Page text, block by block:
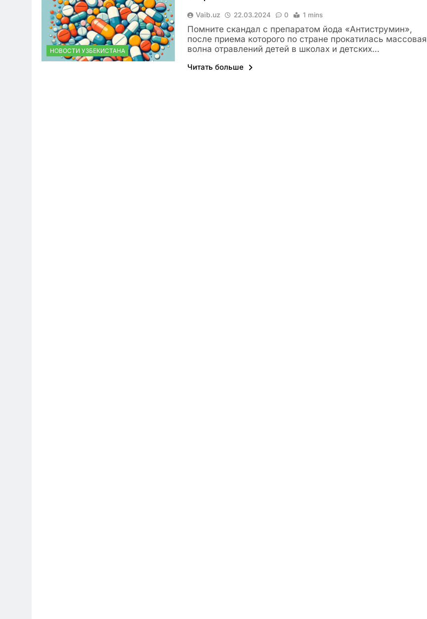
НОВОСТИ УЗБЕКИСТАНА
Vaib.uz 22.03.2024 0 1 mins
Помните скандал с препаратом йода «Антиструмин»,
после приема которого по стране прокатилась массовая
волна отравлений детей в школах и детских…
Читать больше